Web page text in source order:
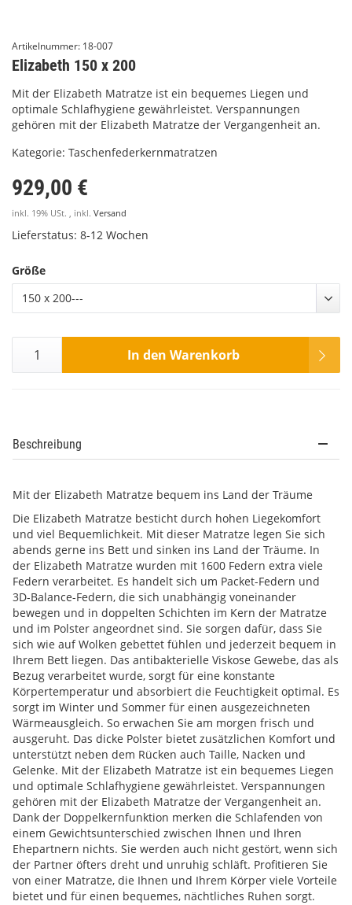
Artikelnummer: 18-007
Elizabeth 150 x 200
Mit der Elizabeth Matratze ist ein bequemes Liegen und
optimale Schlafhygiene gewährleistet. Verspannungen
gehören mit der Elizabeth Matratze der Vergangenheit an.
Kategorie: Taschenfederkernmatratzen
929,00 €
inkl. 19% USt. , inkl. Versand
Lieferstatus: 8-12 Wochen
Größe
150 x 200---
In den Warenkorb
Beschreibung
Mit der Elizabeth Matratze bequem ins Land der Träume
Die Elizabeth Matratze besticht durch hohen Liegekomfort
und viel Bequemlichkeit. Mit dieser Matratze legen Sie sich
abends gerne ins Bett und sinken ins Land der Träume. In
der Elizabeth Matratze wurden mit 1600 Federn extra viele
Federn verarbeitet. Es handelt sich um Packet-Federn und
3D-Balance-Federn, die sich unabhängig voneinander
bewegen und in doppelten Schichten im Kern der Matratze
und im Polster angeordnet sind. Sie sorgen dafür, dass Sie
sich wie auf Wolken gebettet fühlen und jederzeit bequem in
Ihrem Bett liegen. Das antibakterielle Viskose Gewebe, das als
Bezug verarbeitet wurde, sorgt für eine konstante
Körpertemperatur und absorbiert die Feuchtigkeit optimal. Es
sorgt im Winter und Sommer für einen ausgezeichneten
Wärmeausgleich. So erwachen Sie am morgen frisch und
ausgeruht. Das dicke Polster bietet zusätzlichen Komfort und
unterstützt neben dem Rücken auch Taille, Nacken und
Gelenke. Mit der Elizabeth Matratze ist ein bequemes Liegen
und optimale Schlafhygiene gewährleistet. Verspannungen
gehören mit der Elizabeth Matratze der Vergangenheit an.
Dank der Doppelkernfunktion merken die Schlafenden von
einem Gewichtsunterschied zwischen Ihnen und Ihren
Ehepartnern nichts. Sie werden auch nicht gestört, wenn sich
der Partner öfters dreht und unruhig schläft. Profitieren Sie
von einer Matratze, die Ihnen und Ihrem Körper viele Vorteile
bietet und für einen bequemes, nächtliches Ruhen sorgt.